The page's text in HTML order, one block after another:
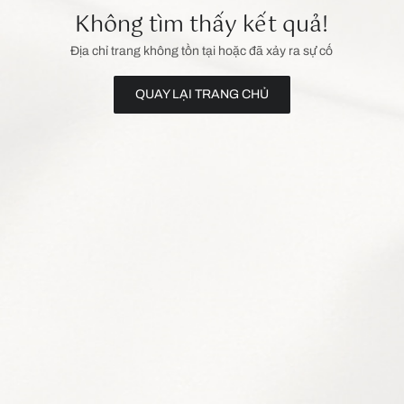
Không tìm thấy kết quả!
Địa chỉ trang không tồn tại hoặc đã xảy ra sự cố
QUAY LẠI TRANG CHỦ